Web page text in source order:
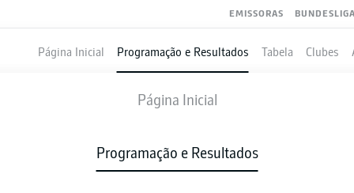
EMISSORAS
Página Inicial Programação e Resultados Tabela Clubes
Página Inicial
Programação e Resultados
DORTMUND BAYERN MUNICH
2 3